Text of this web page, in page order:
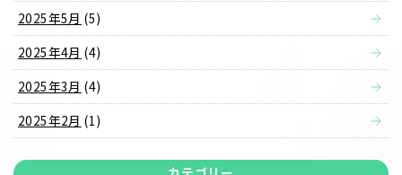
2025年5月 (5)
2025年4月 (4)
2025年3月 (4)
2025年2月 (1)